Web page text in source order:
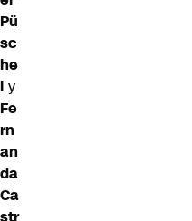
Pü
sc
he
l y
Fe
rn
an
da
Ca
str